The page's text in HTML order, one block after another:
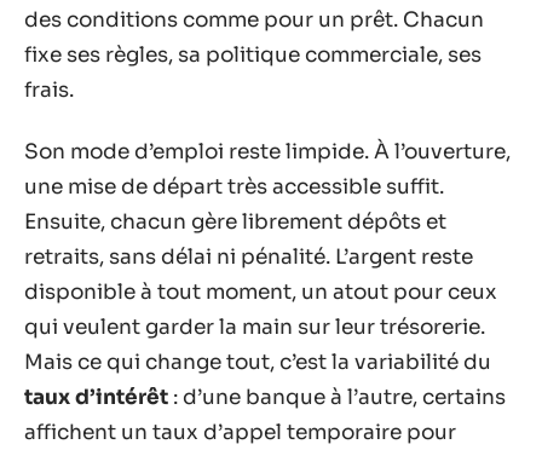
des conditions comme pour un prêt. Chacun
fixe ses règles, sa politique commerciale, ses
frais.
Son mode d’emploi reste limpide. À l’ouverture,
une mise de départ très accessible suffit.
Ensuite, chacun gère librement dépôts et
retraits, sans délai ni pénalité. L’argent reste
disponible à tout moment, un atout pour ceux
qui veulent garder la main sur leur trésorerie.
Mais ce qui change tout, c’est la variabilité du
taux d’intérêt : d’une banque à l’autre, certains
affichent un taux d’appel temporaire pour